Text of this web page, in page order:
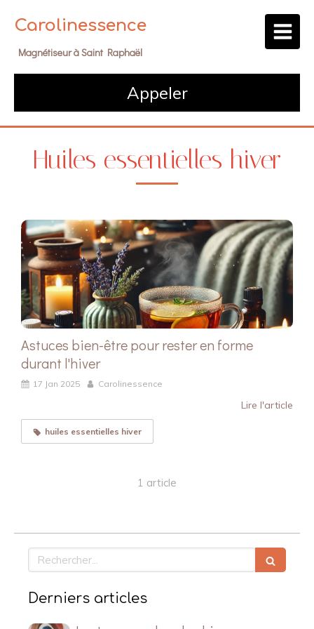
Carolinessence
Magnétiseur à Saint Raphaël
Appeler
Huiles essentielles hiver
Astuces bien-être pour rester en forme
durant l'hiver
17 Jan 2025 Carolinessence
Lire l'article
huiles essentielles hiver
1 article
Rechercher
Derniers articles